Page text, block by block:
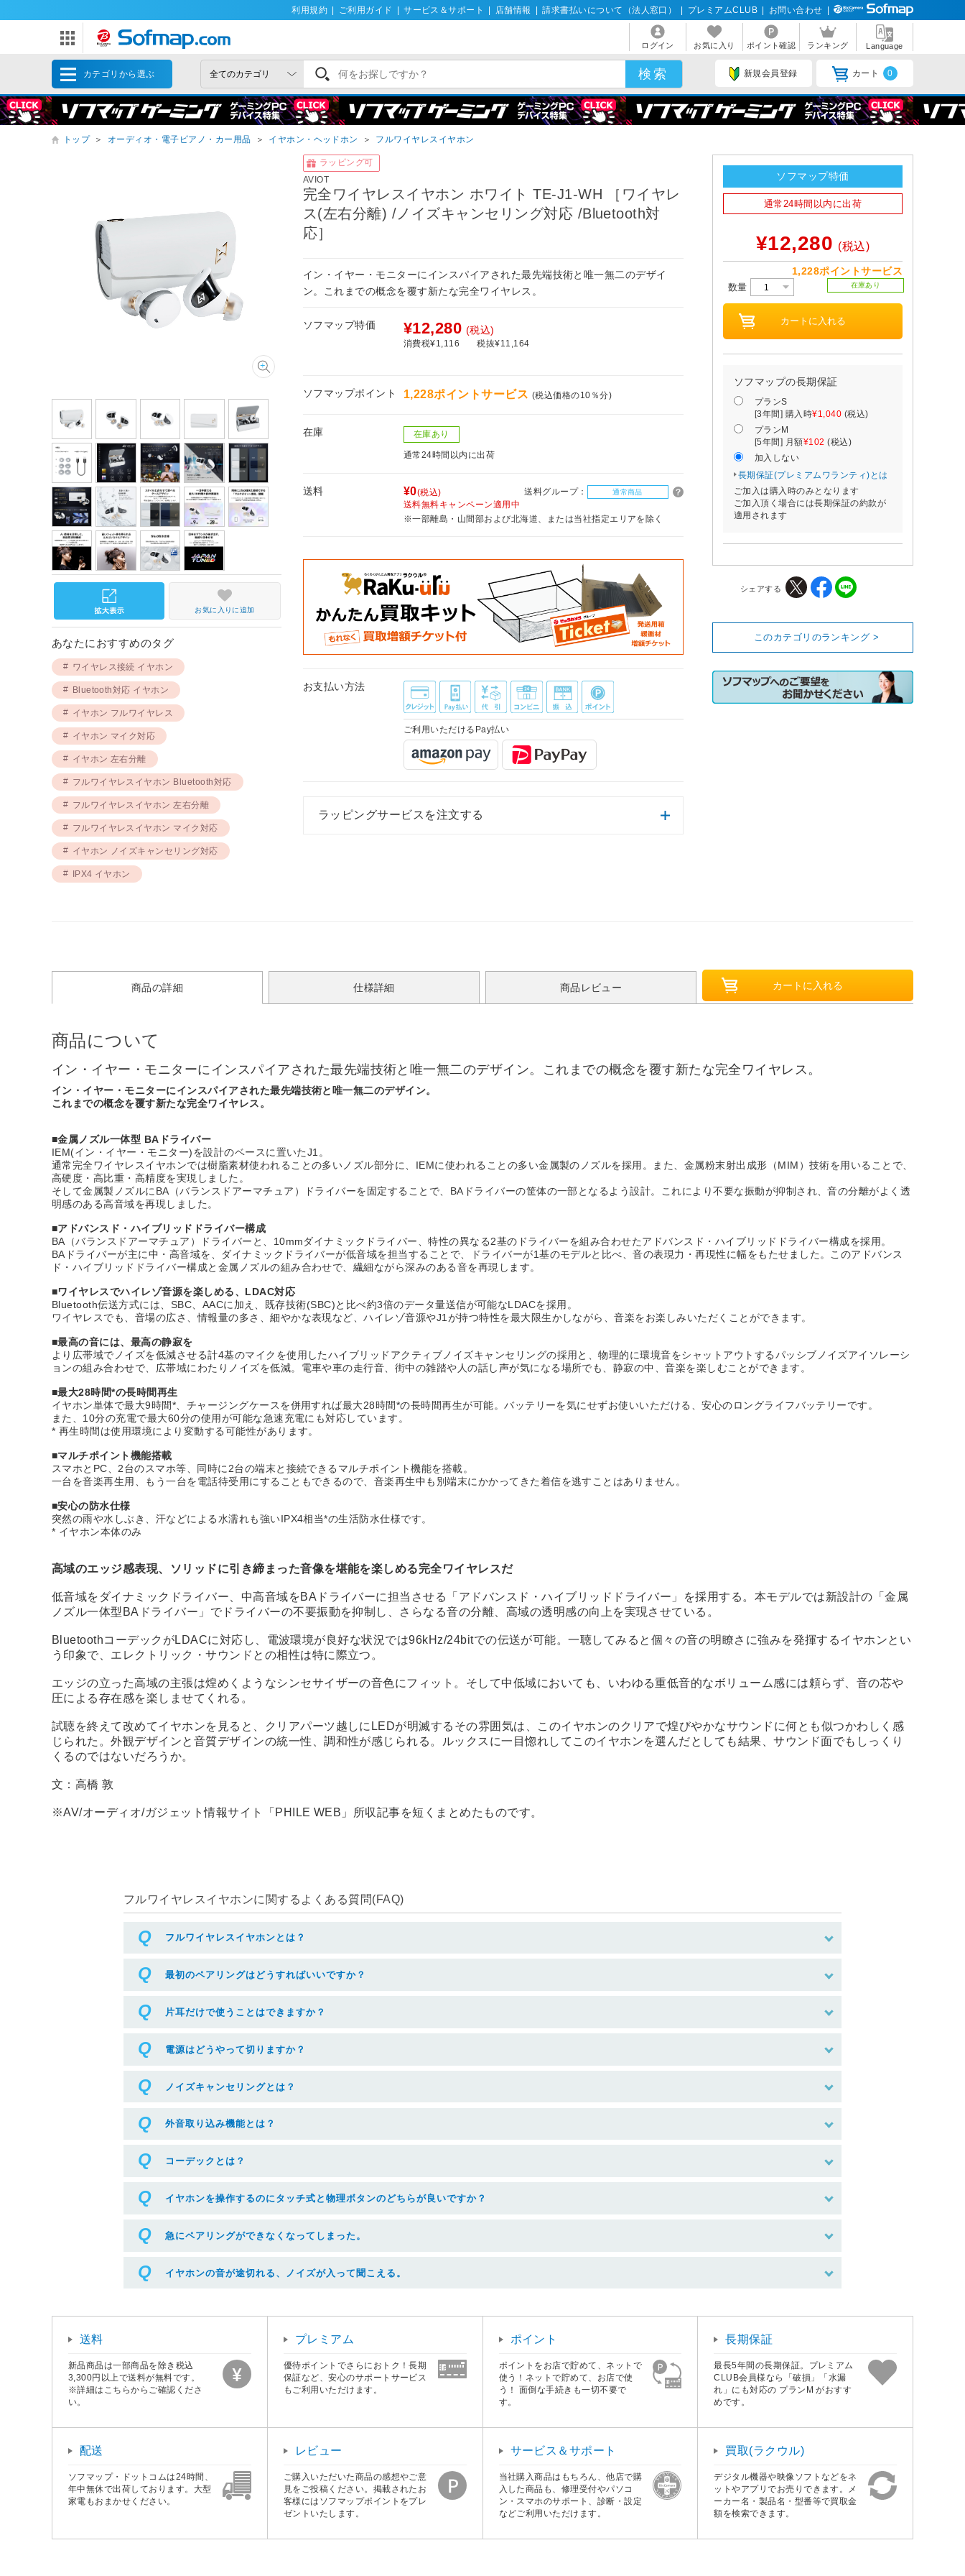
利用規約 ご利用ガイド サービス＆サポート 店舗情報 請求書払いについて（法人窓口） プレミアムCLUB お問い合わせ
ログイン お気に入り ポイント確認 ランキング Language
カテゴリから選ぶ 新規会員登録 カート 0
トップ ＞ オーディオ・電子ピアノ・カー用品 ＞ イヤホン・ヘッドホン ＞ フルワイヤレスイヤホン
ラッピング可
AVIOT
完全ワイヤレスイヤホン ホワイト TE-J1-WH ［ワイヤレ
ス(左右分離) /ノイズキャンセリング対応 /Bluetooth対
応］
イン・イヤー・モニターにインスパイアされた最先端技術と唯一無二のデザイ
ン。これまでの概念を覆す新たな完全ワイヤレス。
ソフマップ特価 ¥12,280 (税込)
消費税¥1,116 税抜¥11,164
ソフマップポイント 1,228ポイントサービス (税込価格の10％分)
在庫 在庫あり
通常24時間以内に出荷
送料 ¥0(税込) 送料グループ： 通常商品
送料無料キャンペーン適用中
※一部離島・山間部および北海道、または当社指定エリアを除く
お支払い方法
ご利用いただけるPay払い
ラッピングサービスを注文する
お気に入りに追加
あなたにおすすめのタグ
ワイヤレス接続 イヤホン
Bluetooth対応 イヤホン
イヤホン フルワイヤレス
イヤホン マイク対応
イヤホン 左右分離
フルワイヤレスイヤホン Bluetooth対応
フルワイヤレスイヤホン 左右分離
フルワイヤレスイヤホン マイク対応
イヤホン ノイズキャンセリング対応
IPX4 イヤホン
ソフマップ特価
通常24時間以内に出荷
¥12,280 (税込)
1,228ポイントサービス
数量 在庫あり
ソフマップの長期保証
プランS
[3年間] 購入時¥1,040 (税込)
プランM
[5年間] 月額¥102 (税込)
加入しない
長期保証(プレミアムワランティ)とは
ご加入は購入時のみとなります
ご加入頂く場合には長期保証の約款が
適用されます
シェアする
このカテゴリのランキング >
商品の詳細 仕様詳細 商品レビュー
商品について
イン・イヤー・モニターにインスパイアされた最先端技術と唯一無二のデザイン。これまでの概念を覆す新たな完全ワイヤレス。
イン・イヤー・モニターにインスパイアされた最先端技術と唯一無二のデザイン。
これまでの概念を覆す新たな完全ワイヤレス。
■金属ノズル一体型 BAドライバー
IEM(イン・イヤー・モニター)を設計のベースに置いたJ1。
通常完全ワイヤレスイヤホンでは樹脂素材使われることの多いノズル部分に、IEMに使われることの多い金属製のノズルを採用。また、金属粉末射出成形（MIM）技術を用いることで、
高硬度・高比重・高精度を実現しました。
そして金属製ノズルにBA（バランスドアーマチュア）ドライバーを固定することで、BAドライバーの筐体の一部となるよう設計。これにより不要な振動が抑制され、音の分離がよく透
明感のある高音域を再現しました。
■アドバンスド・ハイブリッドドライバー構成
BA（バランスドアーマチュア）ドライバーと、10mmダイナミックドライバー、特性の異なる2基のドライバーを組み合わせたアドバンスド・ハイブリッドドライバー構成を採用。
BAドライバーが主に中・高音域を、ダイナミックドライバーが低音域を担当することで、ドライバーが1基のモデルと比べ、音の表現力・再現性に幅をもたせました。このアドバンス
ド・ハイブリッドドライバー構成と金属ノズルの組み合わせで、繊細ながら深みのある音を再現します。
■ワイヤレスでハイレゾ音源を楽しめる、LDAC対応
Bluetooth伝送方式には、SBC、AACに加え、既存技術(SBC)と比べ約3倍のデータ量送信が可能なLDACを採用。
ワイヤレスでも、音場の広さ、情報量の多さ、細やかな表現など、ハイレゾ音源やJ1が持つ特性を最大限生かしながら、音楽をお楽しみいただくことができます。
■最高の音には、最高の静寂を
より広帯域でノイズを低減させる計4基のマイクを使用したハイブリッドアクティブノイズキャンセリングの採用と、物理的に環境音をシャットアウトするパッシブノイズアイソレーシ
ョンの組み合わせで、広帯域にわたりノイズを低減。電車や車の走行音、街中の雑踏や人の話し声が気になる場所でも、静寂の中、音楽を楽しむことができます。
■最大28時間*の長時間再生
イヤホン単体で最大9時間*、チャージングケースを併用すれば最大28時間*の長時間再生が可能。バッテリーを気にせずお使いいただける、安心のロングライフバッテリーです。
また、10分の充電で最大60分の使用が可能な急速充電にも対応しています。
* 再生時間は使用環境により変動する可能性があります。
■マルチポイント機能搭載
スマホとPC、2台のスマホ等、同時に2台の端末と接続できるマルチポイント機能を搭載。
一台を音楽再生用、もう一台を電話待受用にすることもできるので、音楽再生中も別端末にかかってきた着信を逃すことはありません。
■安心の防水仕様
突然の雨や水しぶき、汗などによる水濡れも強いIPX4相当*の生活防水仕様です。
* イヤホン本体のみ
高域のエッジ感表現、ソリッドに引き締まった音像を堪能を楽しめる完全ワイヤレスだ
低音域をダイナミックドライバー、中高音域をBAドライバーに担当させる「アドバンスド・ハイブリッドドライバー」を採用する。本モデルでは新設計の「金属
ノズル一体型BAドライバー」でドライバーの不要振動を抑制し、さらなる音の分離、高域の透明感の向上を実現させている。
BluetoothコーデックがLDACに対応し、電波環境が良好な状況では96kHz/24bitでの伝送が可能。一聴してみると個々の音の明瞭さに強みを発揮するイヤホンとい
う印象で、エレクトリック・サウンドとの相性は特に際立つ。
エッジの立った高域の主張は煌めくようなシンセサイザーの音色にフィット。そして中低域においても、いわゆる重低音的なボリューム感には頼らず、音の芯や
圧による存在感を楽しませてくれる。
試聴を終えて改めてイヤホンを見ると、クリアパーツ越しにLEDが明滅するその雰囲気は、このイヤホンのクリアで煌びやかなサウンドに何とも似つかわしく感
じられた。外観デザインと音質デザインの統一性、調和性が感じられる。ルックスに一目惚れしてこのイヤホンを選んだとしても結果、サウンド面でもしっくり
くるのではないだろうか。
文：高橋 敦
※AV/オーディオ/ガジェット情報サイト「PHILE WEB」所収記事を短くまとめたものです。
フルワイヤレスイヤホンに関するよくある質問(FAQ)
フルワイヤレスイヤホンとは？
最初のペアリングはどうすればいいですか？
片耳だけで使うことはできますか？
電源はどうやって切りますか？
ノイズキャンセリングとは？
外音取り込み機能とは？
コーデックとは？
イヤホンを操作するのにタッチ式と物理ボタンのどちらが良いですか？
急にペアリングができなくなってしまった。
イヤホンの音が途切れる、ノイズが入って聞こえる。
送料
新品商品は一部商品を除き税込
3,300円以上で送料が無料です。
※詳細はこちらからご確認くださ
い。
プレミアム
優待ポイントでさらにおトク！長期
保証など、安心のサポートサービス
もご利用いただけます。
ポイント
ポイントをお店で貯めて、ネットで
使う！ネットで貯めて、お店で使
う！ 面倒な手続きも一切不要で
す。
長期保証
最長5年間の長期保証。プレミアム
CLUB会員様なら「破損」「水漏
れ」にも対応の プランM がおすす
めです。
配送
ソフマップ・ドットコムは24時間、
年中無休で出荷しております。大型
家電もおまかせください。
レビュー
ご購入いただいた商品の感想やご意
見をご投稿ください。掲載されたお
客様にはソフマップポイントをプレ
ゼントいたします。
サービス＆サポート
当社購入商品はもちろん、他店で購
入した商品も、修理受付やパソコ
ン・スマホのサポート、診断・設定
などご利用いただけます。
買取(ラクウル)
デジタル機器や映像ソフトなどをネ
ットやアプリでお売りできます。メ
ーカー名・製品名・型番等で買取金
額を検索できます。